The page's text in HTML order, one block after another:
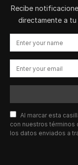
Recibe
directamente a tu
Al marcar esta
con nuestros términos
los datos enviados a